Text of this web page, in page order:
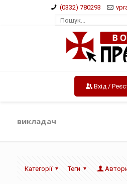
(0332) 780293
Вхід /
викладач
Категорії Теги